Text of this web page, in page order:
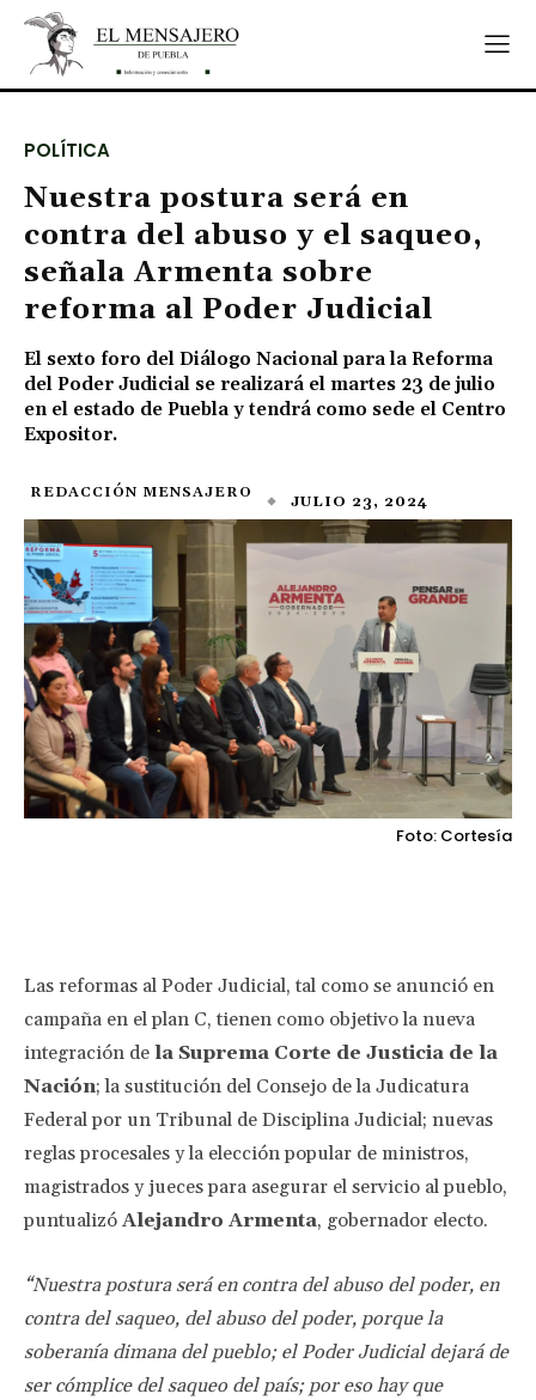
POLÍTICA
Nuestra postura será en
contra del abuso y el saqueo,
señala Armenta sobre
reforma al Poder Judicial
El sexto foro del Diálogo Nacional para la Reforma
del Poder Judicial se realizará el martes 23 de julio
en el estado de Puebla y tendrá como sede el Centro
Expositor.
REDACCIÓN MENSAJERO JULIO 23, 2024
Foto: Cortesía
Las reformas al Poder Judicial, tal como se anunció en
campaña en el plan C, tienen como objetivo la nueva
integración de la Suprema Corte de Justicia de la
Nación; la sustitución del Consejo de la Judicatura
Federal por un Tribunal de Disciplina Judicial; nuevas
reglas procesales y la elección popular de ministros,
magistrados y jueces para asegurar el servicio al pueblo,
puntualizó Alejandro Armenta, gobernador electo.
“Nuestra postura será en contra del abuso del poder, en
contra del saqueo, del abuso del poder, porque la
soberanía dimana del pueblo; el Poder Judicial dejará de
ser cómplice del saqueo del país; por eso hay que